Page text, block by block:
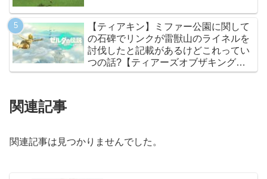
【ティアキン】ミファー公園に関して
の石碑でリンクが雷獣山のライネルを
討伐したと記載があるけどこれってい
つの話?【ティアーズオブザキングダ
ム】
関連記事
関連記事は見つかりませんでした。